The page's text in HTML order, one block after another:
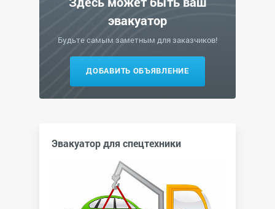
эвакуатор
Будьте самым заметным для заказчиков!
ДОБАВИТЬ ОБЪЯВЛЕНИЕ
Эвакуатор для спецтехники